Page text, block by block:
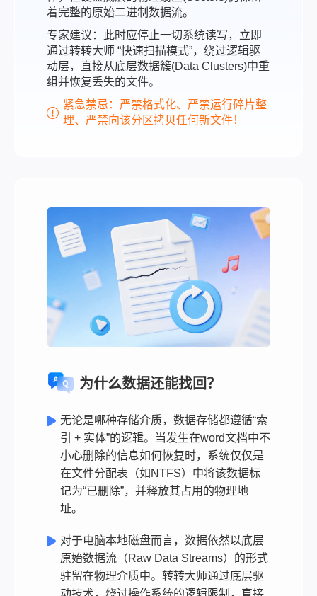
着完整的原始二进制数据流。
专家建议：此时应停止一切系统读写，立即
通过转转大师 “快速扫描模式”，绕过逻辑驱
动层，直接从底层数据簇(Data Clusters)中重
组并恢复丢失的文件。
紧急禁忌：严禁格式化、严禁运行碎片整
理、严禁向该分区拷贝任何新文件！
为什么数据还能找回？
无论是哪种存储介质，数据存储都遵循“索
引 + 实体”的逻辑。当发生在word文档中不
小心删除的信息如何恢复时，系统仅仅是
在文件分配表（如NTFS）中将该数据标
记为“已删除”，并释放其占用的物理地
址。
对于电脑本地磁盘而言，数据依然以底层
原始数据流（Raw Data Streams）的形式
驻留在物理介质中。转转大师通过底层驱
动技术，绕过操作系统的逻辑限制，直接